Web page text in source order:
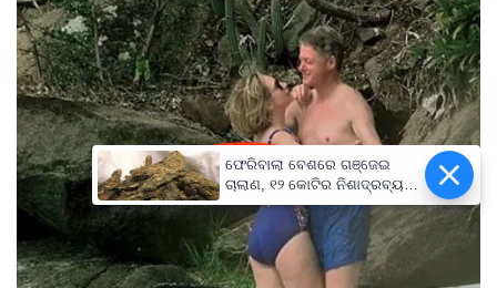
ଫେରିବାଲା ବେଶରେ ଗଞ୍ଜେଇ
ଚାଲାଣ, ୧୨ କୋଟିର ନିଶାଦ୍ରବ୍ୟ
ଜବତ